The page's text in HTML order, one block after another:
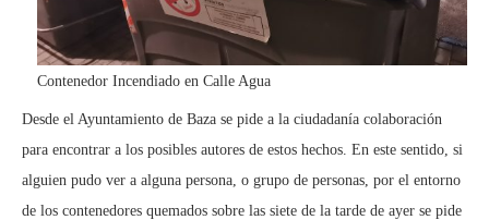
Contenedor Incendiado en Calle Agua
Desde el Ayuntamiento de Baza se pide a la ciudadanía colaboración
para encontrar a los posibles autores de estos hechos. En este sentido, si
alguien pudo ver a alguna persona, o grupo de personas, por el entorno
de los contenedores quemados sobre las siete de la tarde de ayer se pide